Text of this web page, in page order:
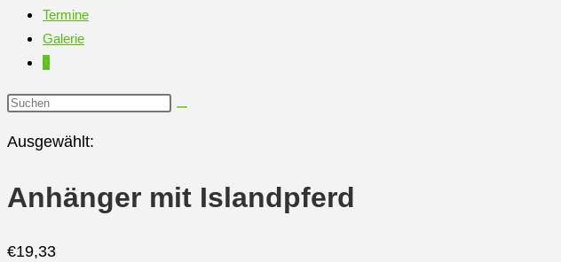
Termine
Galerie
0
Diese
durchsuchen
Ausgewählt:
Anhänger mit Islandpferd
€19,33